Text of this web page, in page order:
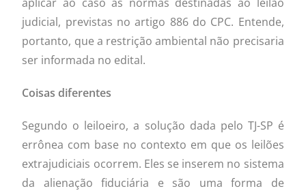
judicial, previstas no artigo 886 do CPC. Entende,
portanto, que a restrição ambiental não precisaria
ser informada no edital.
Coisas diferentes
Segundo o leiloeiro, a solução dada pelo TJ-SP é
errônea com base no contexto em que os leilões
extrajudiciais ocorrem. Eles se inserem no sistema
da alienação fiduciária e são uma forma de